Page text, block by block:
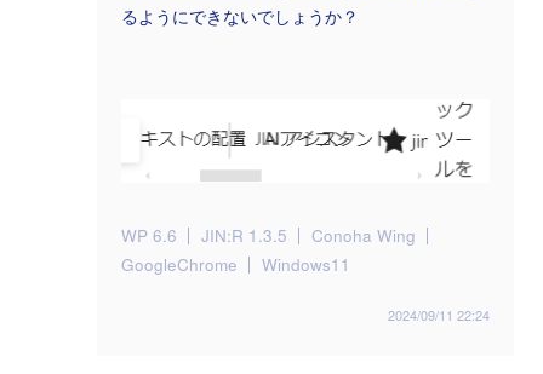
るようにできないでしょうか？
WP 6.6 JIN:R 1.3.5
Conoha Wing
GoogleChrome
Windows11
2024/09/11 22:24